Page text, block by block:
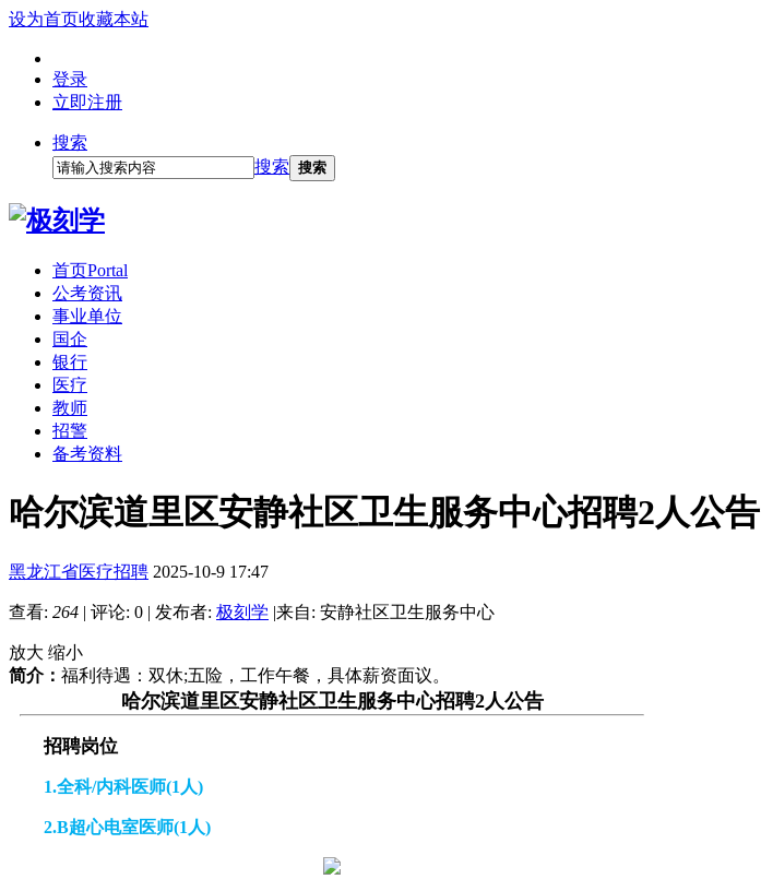
设为首页收藏本站
登录
立即注册
搜索
搜索 搜索
首页Portal
公考资讯
事业单位
国企
银行
医疗
教师
招警
备考资料
哈尔滨道里区安静社区卫生服务中心招聘2人公告
黑龙江省医疗招聘 2025-10-9 17:47
查看: 264 | 评论: 0 | 发布者: 极刻学 |来自: 安静社区卫生服务中心
放大 缩小
简介： 福利待遇：双休;五险，工作午餐，具体薪资面议。
哈尔滨道里区安静社区卫生服务中心招聘2人公告
招聘岗位
1.全科/内科医师(1人)
2.B超心电室医师(1人)